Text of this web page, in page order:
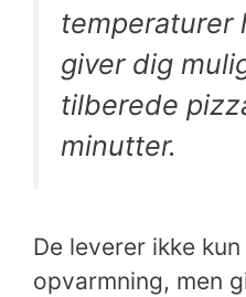
temperaturer
giver dig
tilberede
minutter.
De leverer ikke
opvarmning, men